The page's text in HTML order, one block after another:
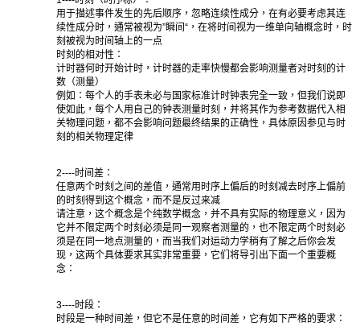
用于描述事件发生的先后顺序，忽略连续性成分，在有必要考虑其连
续性成分时，通常被视为”瞬间“，在将时间视为一维单向轴概念时，时
刻被视为时间轴上的一点
时刻的相对性：
计时器何时开始计时，计时器的走率快慢都会影响测量者对时刻的计
数（测量）
例如：每个人的手表未必与国家标准计时钟表完全一致，但我们说即
使如此，每个人用自己的钟表测量时刻，并将其作为参考数据代入相
关物理问题，都不会影响问题最终结果的正确性，具体原因参见与时
刻的相关物理定律
2----时间差：
任意两个时刻之间的差值，通常用时序上偏后的时刻减去时序上偏前
的时刻得到这个概念，而不是反过来减
请注意，这个概念是个纯数学概念，并不具有实际的物理意义，因为
它并不限定两个时刻必须是同一观察者测量的，也不限定两个时刻必
须是在同一地点测量的，而当我们对运动力学稍有了解之后你会发
现，这两个具体要求其实非常重要，它们将导引出下面一个重要概
念：
3----时段：
时段是一种时间差，但它不是任意的时间差，它有如下严格的要求：